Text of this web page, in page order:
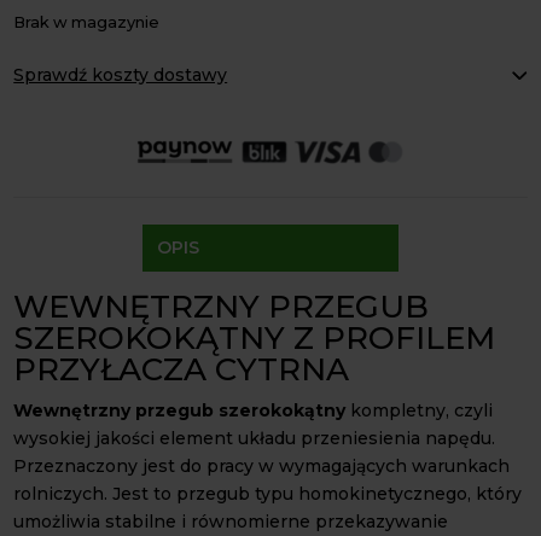
Brak w magazynie
Sprawdź koszty dostawy
Odbiór osobisty:Oblekoń 156a, 28-133 Pacanów
OPIS
WEWNĘTRZNY PRZEGUB
SZEROKOKĄTNY Z PROFILEM
PRZYŁACZA CYTRNA
Wewnętrzny przegub szerokokątny kompletny, czyli
wysokiej jakości element układu przeniesienia napędu.
Przeznaczony jest do pracy w wymagających warunkach
rolniczych. Jest to przegub typu homokinetycznego, który
umożliwia stabilne i równomierne przekazywanie